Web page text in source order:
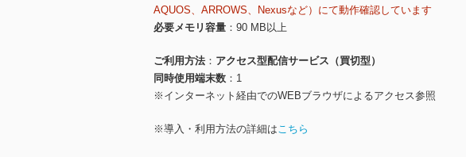
AQUOS、ARROWS、Nexusなど）にて動作確認しています
必要メモリ容量
90 MB以上
ご利用方法
アクセス型配信サービス（買切型）
同時使用端末数
1
※インターネット経由でのWEBブラウザによるアクセス参照
※導入・利用方法の詳細はこちら